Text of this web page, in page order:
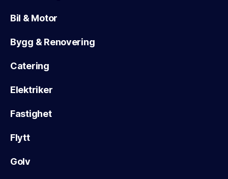
Bil & Motor
Bygg & Renovering
Catering
Elektriker
Fastighet
Flytt
Golv